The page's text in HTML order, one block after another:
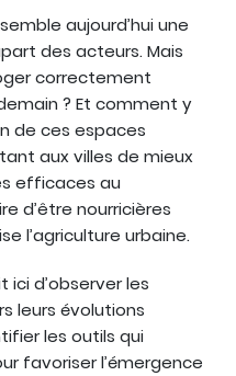
aujourd’hui une
des acteurs. Mais
correctement
? Et comment y
de ces espaces
aux villes de mieux
efficaces au
d’être nourricières
l’agriculture urbaine.
ici d’observer les
leurs évolutions
les outils qui
favoriser l’émergence